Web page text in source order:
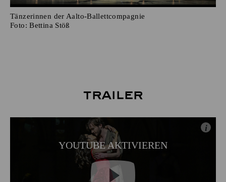
Tänzerinnen der Aalto-Ballettcompagnie
Foto: Bettina Stöß
Trailer
YOUTUBE AKTIVIEREN
i